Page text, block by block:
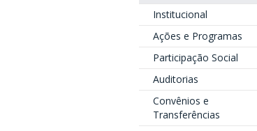
Institucional
Ações e Programas
Participação Social
Auditorias
Convênios e
Transferências